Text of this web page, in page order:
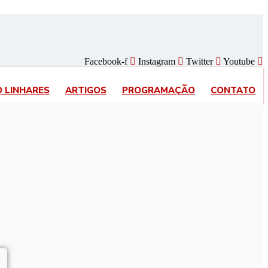
Facebook-f Instagram Twitter Youtube
LINHARES ARTIGOS PROGRAMAÇÃO CONTATO